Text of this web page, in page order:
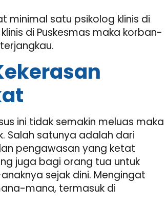
minimal satu psikolog klinis di
di Puskesmas maka korban-
ini tidak semakin meluas maka
Salah satunya adalah dari
pengawasan yang ketat
juga bagi orang tua untuk
sejak dini. Mengingat
mana, termasuk di